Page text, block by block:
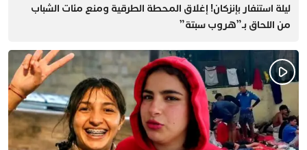
​ليلة استنفار بإنزكان! إغلاق المحطة الطرقية ومنع مئات الشباب
من اللحاق بـ”هروب سبتة”